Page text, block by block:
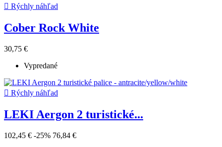
 Rýchly náhľad
Cober Rock White
30,75 €
Vypredané
 Rýchly náhľad
LEKI Aergon 2 turistické...
102,45 € -25% 76,84 €